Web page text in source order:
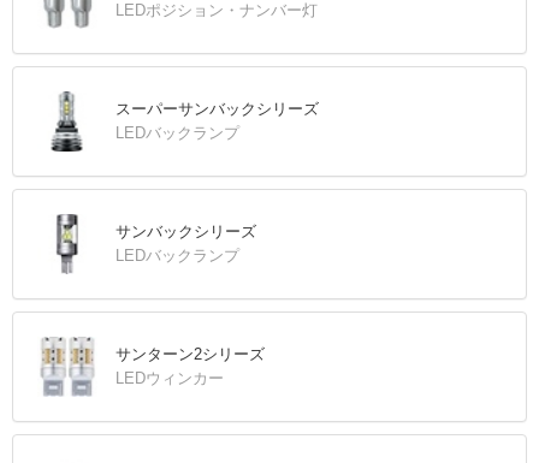
LEDポジション・ナンバー灯
スーパーサンバックシリーズ
LEDバックランプ
サンバックシリーズ
LEDバックランプ
サンターン2シリーズ
LEDウィンカー